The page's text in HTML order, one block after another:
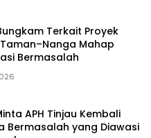
Terkait Proyek
Mahap
Bermasalah
APH Tinjau Kembali
Bermasalah yang Diawasi